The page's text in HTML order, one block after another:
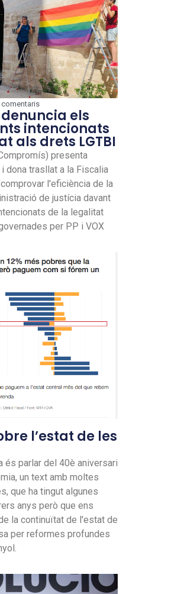
comentaris
els
intencionats
als drets LGTBI
presenta
dona trasllat a la Fiscalia
l'eficiència de la
de justícia davant
de la legalitat
per PP i VOX
l’estat de les
és parlar del 40è aniversari
un text amb moltes
que ha tingut algunes
anys però que ens
la continuïtat de l'estat de
per reformes profundes